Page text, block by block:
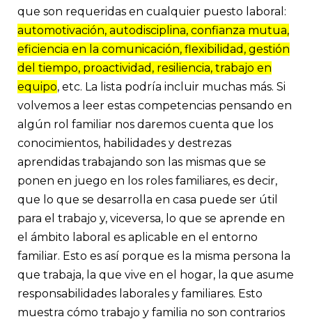
que son requeridas en cualquier puesto laboral:
automotivación, autodisciplina, confianza mutua,
eficiencia en la comunicación, flexibilidad, gestión
del tiempo, proactividad, resiliencia, trabajo en
equipo, etc. La lista podría incluir muchas más. Si
volvemos a leer estas competencias pensando en
algún rol familiar nos daremos cuenta que los
conocimientos, habilidades y destrezas
aprendidas trabajando son las mismas que se
ponen en juego en los roles familiares, es decir,
que lo que se desarrolla en casa puede ser útil
para el trabajo y, viceversa, lo que se aprende en
el ámbito laboral es aplicable en el entorno
familiar. Esto es así porque es la misma persona la
que trabaja, la que vive en el hogar, la que asume
responsabilidades laborales y familiares. Esto
muestra cómo trabajo y familia no son contrarios